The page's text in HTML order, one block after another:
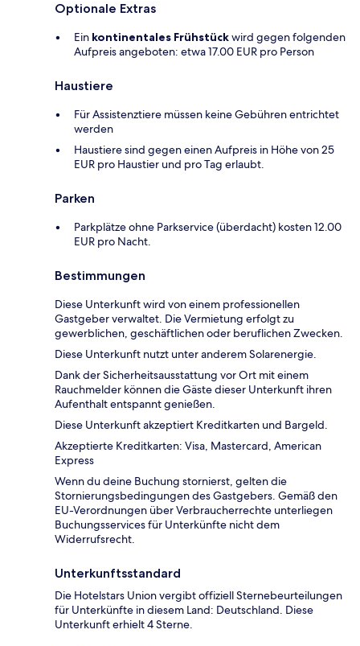
Optionale Extras
Ein kontinentales Frühstückwird gegen folgenden
Aufpreis angeboten: etwa 17.00 EUR pro Person
Haustiere
Für Assistenztiere müssen keine Gebühren entrichtet
werden
Haustiere sind gegen einen Aufpreis in Höhe von 25
EUR pro Haustier und pro Tag erlaubt.
Parken
Parkplätze ohne Parkservice (überdacht) kosten 12.00
EUR pro Nacht.
Bestimmungen
Diese Unterkunft wird von einem professionellen
Gastgeber verwaltet. Die Vermietung erfolgt zu
gewerblichen, geschäftlichen oder beruflichen Zwecken.
Diese Unterkunft nutzt unter anderem Solarenergie.
Dank der Sicherheitsausstattung vor Ort mit einem
Rauchmelder können die Gäste dieser Unterkunft ihren
Aufenthalt entspannt genießen.
Diese Unterkunft akzeptiert Kreditkarten und Bargeld.
Akzeptierte Kreditkarten: Visa, Mastercard, American
Express
Wenn du deine Buchung stornierst, gelten die
Stornierungsbedingungen des Gastgebers. Gemäß den
EU-Verordnungen über Verbraucherrechte unterliegen
Buchungsservices für Unterkünfte nicht dem
Widerrufsrecht.
Unterkunftsstandard
Die Hotelstars Union vergibt offiziell Sternebeurteilungen
für Unterkünfte in diesem Land: Deutschland. Diese
Unterkunft erhielt 4 Sterne.